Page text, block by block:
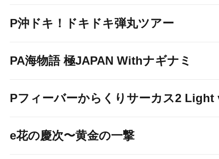
P沖ドキ！ドキドキ弾丸ツアー
PA海物語 極JAPAN Withナギナミ
Pフィーバーからくりサーカス2 Light
e花の慶次〜黄金の一撃